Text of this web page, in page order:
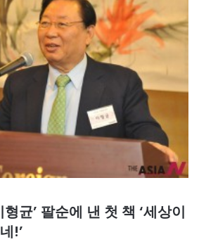
균’ 팔순에 낸 첫 책 ‘세상이
!’